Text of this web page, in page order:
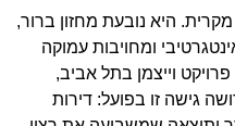
היא נובעת מחזון ברור,
ומחויבות עמוקה
וייצמן בתל אביב,
גישה זו בפועל: דירות